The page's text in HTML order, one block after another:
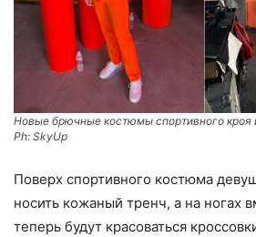
Новые брючные костюмы спортивного кроя
Ph: SkyUp
Поверх спортивного костюма
носить кожаный тренч, а на ногах
теперь будут красоваться